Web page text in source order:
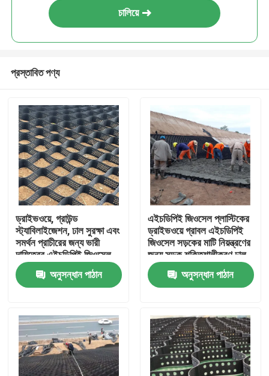
পণ্য
ভিডিও
চালিয়ে
প্রস্তাবিত পণ্য
ড্রাইভওয়ে, গ্রাউন্ড
স্ট্যাবিলাইজেশন, ঢাল সুরক্ষা এবং
সমর্থন প্রাচীরের জন্য ভারী
দায়িত্বের এইচডিপিই জিওসেল
গ্রাউল গ্রিড সিস্টেম
অনুসন্ধান পাঠান
এইচডিপিই জিওসেল প্লাস্টিকের
ড্রাইভওয়ে গ্রাবল এইচডিপিই
জিওসেল সড়কের মাটি নিয়ন্ত্রণের
জন্য সড়ক শক্তিশালীকরণ ঢাল
সুরক্ষা ক্ষয় নিয়ন্ত্রণ গ্রাবল
হাইওয়ে
অনুসন্ধান পাঠান